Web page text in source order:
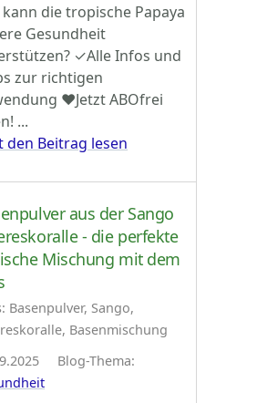
kann die tropische Papaya
Gesundheit
✓Alle Infos und
zur richtigen
♥Jetzt ABOfrei
...
den Beitrag lesen
aus der Sango
- die perfekte
Mischung mit dem
Basenpulver, Sango,
Basenmischung
Blog-Thema: